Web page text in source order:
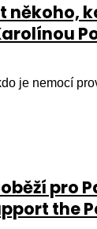
někoho,
je nemocí
pro
the